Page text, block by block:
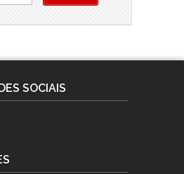
SOCIAIS